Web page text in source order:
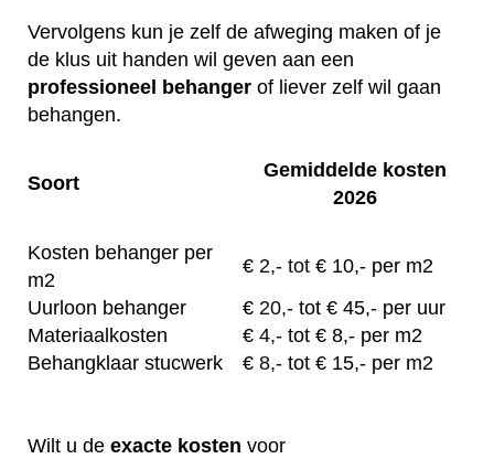
Vervolgens kun je zelf de afweging maken of je
de klus uit handen wil geven aan een
professioneel behanger of liever zelf wil gaan
behangen.
Soort
Gemiddelde kosten
2026
Kosten behanger per
m2
€ 2,- tot € 10,- per m2
Uurloon behanger
€ 20,- tot € 45,- per uur
Materiaalkosten
€ 4,- tot € 8,- per m2
Behangklaar stucwerk
€ 8,- tot € 15,- per m2
Wilt u de exacte kosten voor